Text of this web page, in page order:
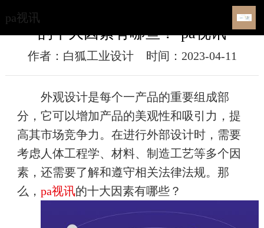
pa视讯
【机械设备设计】机械设备外观设计
的十大因素有哪些？​-pa视讯
作者：白狐工业设计 时间：2023-04-11
外观设计是每个一产品的重要组成部
分，它可以增加产品的美观性和吸引力，提
高其市场竞争力。在进行外部设计时，需要
考虑人体工程学、材料、制造工艺等多个因
素，还需要了解和遵守相关法律法规。那
么， pa视讯的十大因素有哪些？